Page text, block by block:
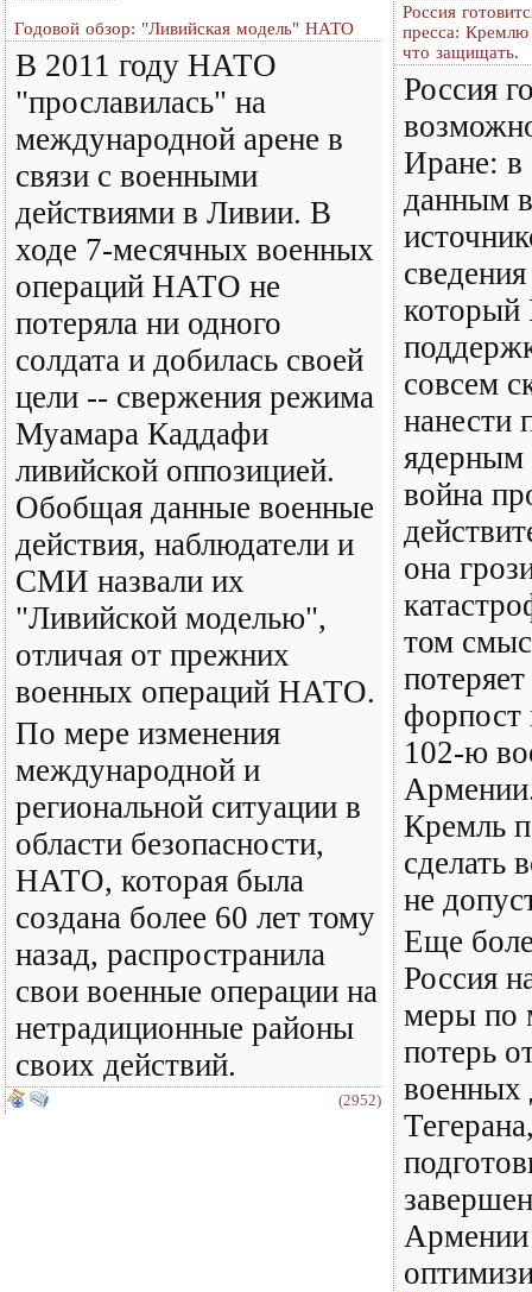
Годовой обзор: "Ливийская модель" НАТО
В 2011 году НАТО
"прославилась" на
международной арене в
связи с военными
действиями в Ливии. В
ходе 7-месячных военных
операций НАТО не
потеряла ни одного
солдата и добилась своей
цели -- свержения режима
Муамара Каддафи
ливийской оппозицией.
Обобщая данные военные
действия, наблюдатели и
СМИ назвали их
"Ливийской моделью",
отличая от прежних
военных операций НАТО.
По мере изменения
международной и
региональной ситуации в
области безопасности,
НАТО, которая была
создана более 60 лет тому
назад, распространила
свои военные операции на
нетрадиционные районы
своих действий.
(2952)
Россия
пресса: Кремлю
что защищать.
Россия
Иране: в
данным
который
совсем
нанести
ядерным
война
она
том
форпост
102-ю
Кремль
сделать
не
Еще
Россия
меры по
потерь
военных